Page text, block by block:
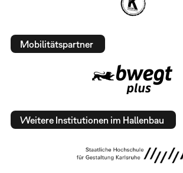
Mobilitätspartner
Weitere Institutionen im Hallenbau